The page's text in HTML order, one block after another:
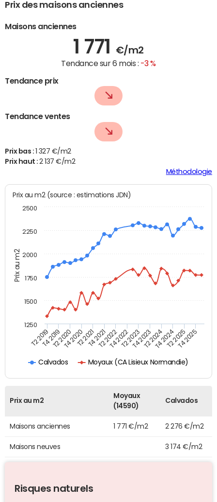
Prix des maisons anciennes
Maisons anciennes
1 771 €/m2
Tendance sur 6 mois : -3 %
Tendance prix
Tendance ventes
Prix bas :
1 327 €/m2
Prix haut :2 137 €/m2
Méthodologie
Prix au m2
Prix au m2 (source : estimations JDN)
Calvados Moyaux (CA Lisieux Normandie)
T2 2019T4 2019T2 2020T4 2020T2 2021T4 2021T2 2022T4 2022T2 2023T4 2023T2 2024T4 2024T2 2025T4 2025
1250
1500
1750
2000
2250
2500
Prix au m2
Moyaux
(14590)
Calvados
Maisons anciennes 1 771 €/m2 2 276 €/m2
Maisons neuves 3 174 €/m2
Risques naturels